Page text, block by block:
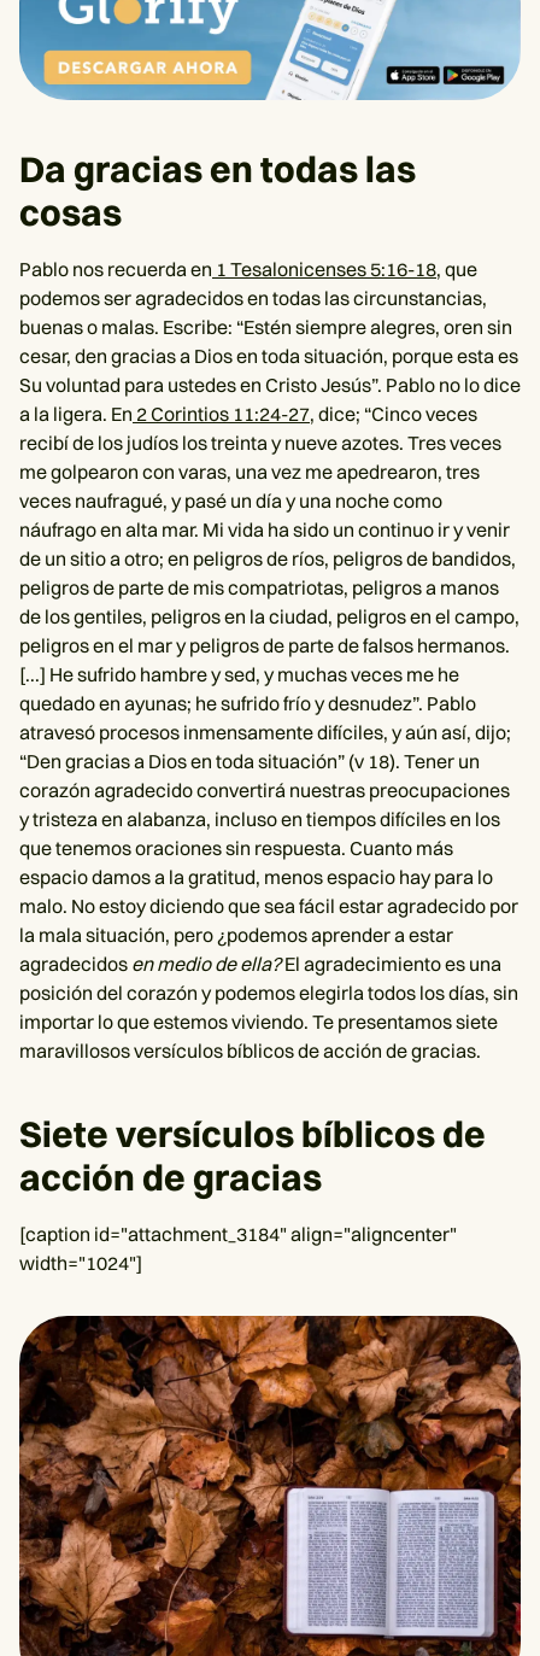
Da gracias en todas las
cosas
Pablo nos recuerda en 1 Tesalonicenses 5:16-18, que
podemos ser agradecidos en todas las circunstancias,
buenas o malas. Escribe: “Estén siempre alegres, oren sin
cesar, den gracias a Dios en toda situación, porque esta es
Su voluntad para ustedes en Cristo Jesús”. Pablo no lo dice
a la ligera. En 2 Corintios 11:24-27, dice; “Cinco veces
recibí de los judíos los treinta y nueve azotes. Tres veces
me golpearon con varas, una vez me apedrearon, tres
veces naufragué, y pasé un día y una noche como
náufrago en alta mar. Mi vida ha sido un continuo ir y venir
de un sitio a otro; en peligros de ríos, peligros de bandidos,
peligros de parte de mis compatriotas, peligros a manos
de los gentiles, peligros en la ciudad, peligros en el campo,
peligros en el mar y peligros de parte de falsos hermanos.
[...] He sufrido hambre y sed, y muchas veces me he
quedado en ayunas; he sufrido frío y desnudez”. Pablo
atravesó procesos inmensamente difíciles, y aún así, dijo;
“Den gracias a Dios en toda situación” (v 18). Tener un
corazón agradecido convertirá nuestras preocupaciones
y tristeza en alabanza, incluso en tiempos difíciles en los
que tenemos oraciones sin respuesta. Cuanto más
espacio damos a la gratitud, menos espacio hay para lo
malo. No estoy diciendo que sea fácil estar agradecido por
la mala situación, pero ¿podemos aprender a estar
agradecidos en medio de ella?El agradecimiento es una
posición del corazón y podemos elegirla todos los días, sin
importar lo que estemos viviendo. Te presentamos siete
maravillosos versículos bíblicos de acción de gracias.
Siete versículos bíblicos de
acción de gracias
[caption id="attachment_3184" align="aligncenter"
width="1024"]